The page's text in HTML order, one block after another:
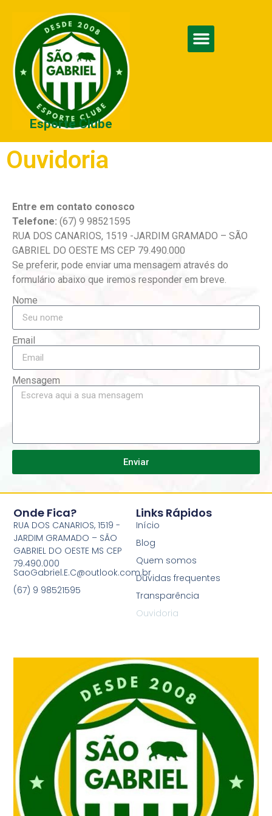
Esporte Clube
Ouvidoria
Entre em contato conosco
Telefone: (67) 9 98521595
RUA DOS CANARIOS, 1519 -JARDIM GRAMADO – SÃO
GABRIEL DO OESTE MS CEP 79.490.000
Se preferir, pode enviar uma mensagem através do
formulário abaixo que iremos responder em breve.
Nome
Email
Mensagem
Enviar
Links Rápidos
Início
Blog
Quem somos
Dúvidas frequentes
Transparência
Ouvidoria
Onde Fica?
RUA DOS CANARIOS, 1519 -
JARDIM GRAMADO – SÃO
GABRIEL DO OESTE MS CEP
79.490.000
SaoGabriel.E.C@outlook.com.br
(67) 9 98521595